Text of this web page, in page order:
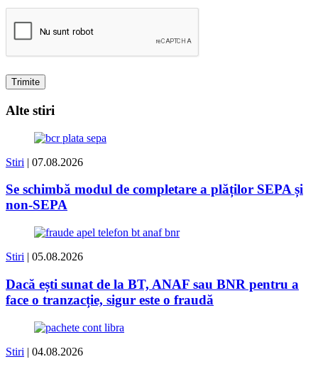
Alte stiri
Stiri | 07.08.2026
Se schimbă modul de completare a plăților SEPA și
non-SEPA
Stiri | 05.08.2026
Dacă ești sunat de la BT, ANAF sau BNR pentru a
face o tranzacție, sigur este o fraudă
Stiri | 04.08.2026